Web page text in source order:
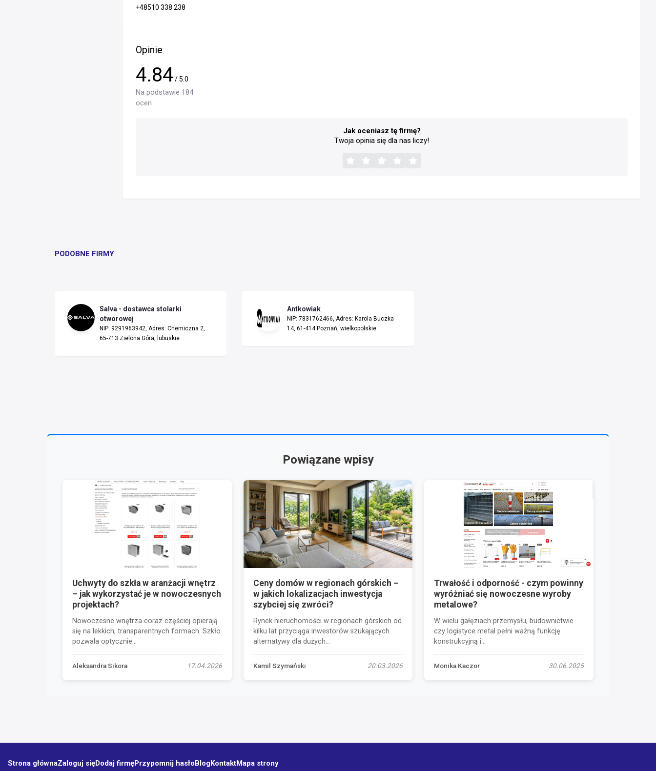
+48510 338 238
Opinie
4.84/ 5.0
Na podstawie 184
ocen
Jak oceniasz tę firmę?
Twoja opinia się dla nas liczy!
PODOBNE FIRMY
Salva - dostawca stolarki
otworowej
NIP: 9291963942, Adres: Chemiczna 2,
65-713 Zielona Góra, lubuskie
Antkowiak
NIP: 7831762466, Adres: Karola Buczka
14, 61-414 Poznań, wielkopolskie
Powiązane wpisy
Uchwyty do szkła w aranżacji wnętrz
– jak wykorzystać je w nowoczesnych
projektach?
Nowoczesne wnętrza coraz częściej opierają
się na lekkich, transparentnych formach. Szkło
pozwala optycznie...
Aleksandra Sikora 17.04.2026
Ceny domów w regionach górskich –
w jakich lokalizacjach inwestycja
szybciej się zwróci?
Rynek nieruchomości w regionach górskich od
kilku lat przyciąga inwestorów szukających
alternatywy dla dużych...
Kamil Szymański 20.03.2026
Trwałość i odporność - czym powinny
wyróżniać się nowoczesne wyroby
metalowe?
W wielu gałęziach przemysłu, budownictwie
czy logistyce metal pełni ważną funkcję
konstrukcyjną i...
Monika Kaczor 30.06.2025
Strona głównaZaloguj sięDodaj firmęPrzypomnij hasłoBlogKontaktMapa strony